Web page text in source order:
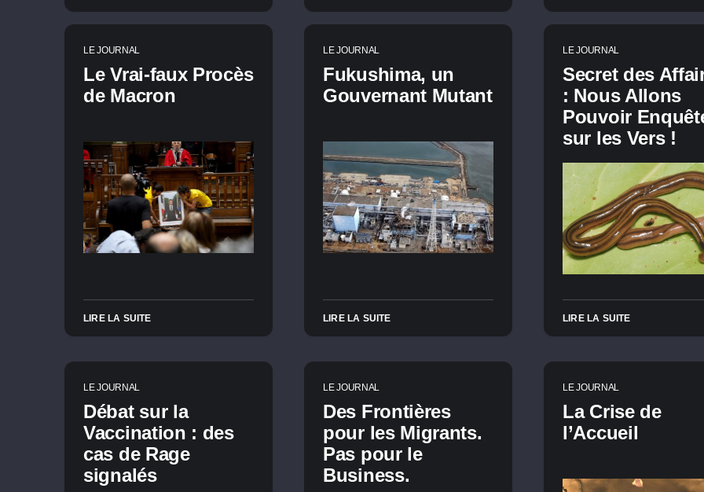
LE JOURNAL
Le Vrai-faux Procès
de Macron
LIRE LA SUITE
LE JOURNAL
Fukushima, un
Gouvernant Mutant
LIRE LA SUITE
LE JOURNAL
Secret des
: Nous Allons
Pouvoir
sur les Vers !
LIRE LA SUITE
LE JOURNAL
Débat sur la
Vaccination : des
cas de Rage
signalés
LE JOURNAL
Des Frontières
pour les Migrants.
Pas pour le
Business.
LE JOURNAL
La Crise de
l’Accueil